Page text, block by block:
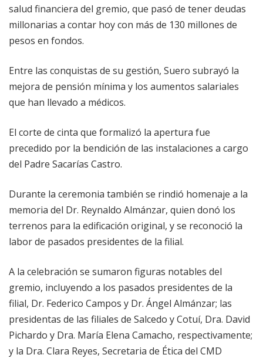
salud financiera del gremio, que pasó de tener deudas
millonarias a contar hoy con más de 130 millones de
pesos en fondos.
Entre las conquistas de su gestión, Suero subrayó la
mejora de pensión mínima y los aumentos salariales
que han llevado a médicos.
El corte de cinta que formalizó la apertura fue
precedido por la bendición de las instalaciones a cargo
del Padre Sacarías Castro.
Durante la ceremonia también se rindió homenaje a la
memoria del Dr. Reynaldo Almánzar, quien donó los
terrenos para la edificación original, y se reconoció la
labor de pasados presidentes de la filial.
A la celebración se sumaron figuras notables del
gremio, incluyendo a los pasados presidentes de la
filial, Dr. Federico Campos y Dr. Ángel Almánzar; las
presidentas de las filiales de Salcedo y Cotuí, Dra. David
Pichardo y Dra. María Elena Camacho, respectivamente;
y la Dra. Clara Reyes, Secretaria de Ética del CMD